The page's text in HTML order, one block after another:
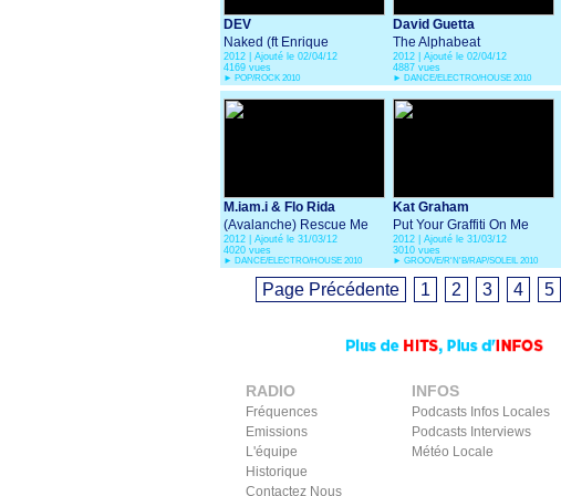
DEV
Naked (ft Enrique
Iglesias)
2012 | Ajouté le 02/04/12
4169 vues
► POP/ROCK 2010
David Guetta
The Alphabeat
2012 | Ajouté le 02/04/12
4887 vues
► DANCE/ELECTRO/HOUSE 2010
M.iam.i & Flo Rida
(Avalanche) Rescue Me
From The Dancefloor
2012 | Ajouté le 31/03/12
4020 vues
► DANCE/ELECTRO/HOUSE 2010
Kat Graham
Put Your Graffiti On Me
2012 | Ajouté le 31/03/12
3010 vues
► GROOVE/R'N'B/RAP/SOLEIL 2010
Page Précédente 1 2 3 4 5
RADIO
Fréquences
Emissions
L'équipe
Historique
Contactez Nous
INFOS
Podcasts Infos Locales
Podcasts Interviews
Météo Locale